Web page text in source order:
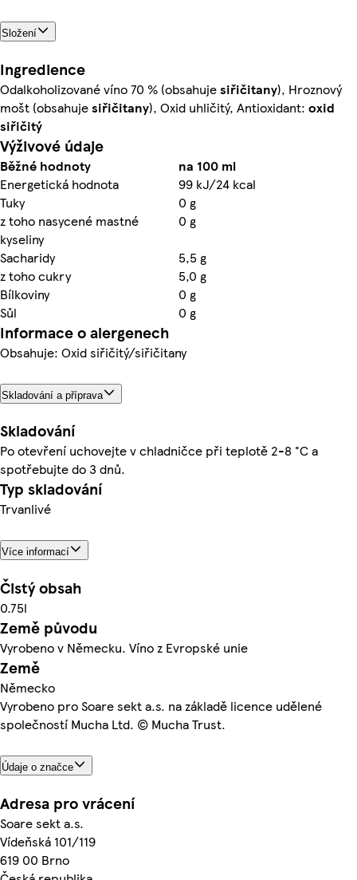
Složení
Ingredience
Odalkoholizované víno 70 % (obsahujesiřičitany), Hroznový
mošt (obsahujesiřičitany), Oxid uhličitý, Antioxidant: oxid
siřičitý
Výživové údaje
Běžné hodnoty
na 100 ml
Energetická hodnota
99 kJ/24 kcal
Tuky
0 g
z toho nasycené mastné
kyseliny
0 g
Sacharidy
5,5 g
z toho cukry
5,0 g
Bílkoviny
0 g
Sůl
0 g
Informace o alergenech
Obsahuje: Oxid siřičitý/siřičitany
Skladování a příprava
Skladování
Po otevření uchovejte v chladničce při teplotě 2-8 °C a
spotřebujte do 3 dnů.
Typ skladování
Trvanlivé
Více informací
Čistý obsah
0.75l
Země původu
Vyrobeno v Německu. Víno z Evropské unie
Země
Německo
Vyrobeno pro Soare sekt a.s. na základě licence udělené
společností Mucha Ltd. © Mucha Trust.
Údaje o značce
Adresa pro vrácení
Soare sekt a.s.
Vídeňská 101/119
619 00 Brno